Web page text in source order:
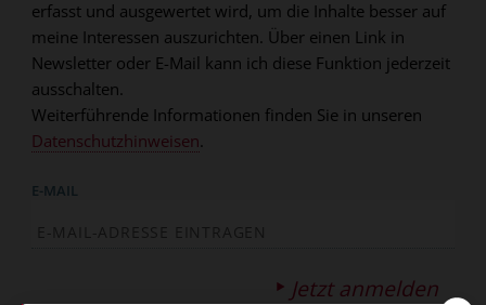
erfasst und ausgewertet wird, um die Inhalte besser auf
meine Interessen auszurichten. Über einen Link in
Newsletter oder E-Mail kann ich diese Funktion jederzeit
ausschalten.
Weiterführende Informationen finden Sie in unseren
Datenschutzhinweisen.
E-MAIL
Jetzt anmelden